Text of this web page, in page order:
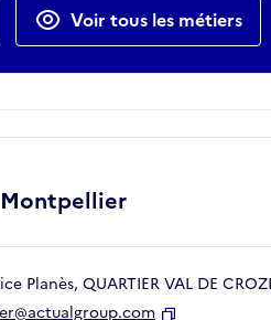
Voir tous les métiers
Montpellier
Planès, QUARTIER VAL DE